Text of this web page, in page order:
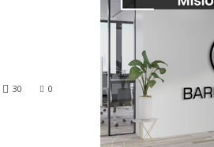
0
30